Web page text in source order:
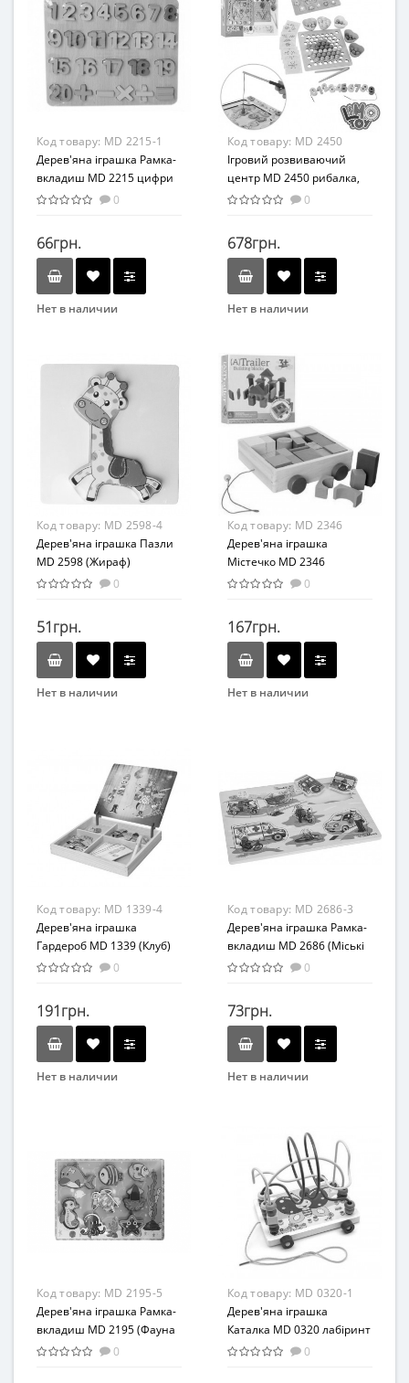
Развивающая игрушка
Возраст
от 3 лет
Материал
Комбинированный
от 3 лет
Материал
Код товару: MD 2215-1
Дерев'яна іграшка Рамка-
вкладиш MD 2215 цифри
(MD 2215-1)
0
66грн.
Нет в наличии
Развивающие
Возраст
Материал
Дерево
Код товару: MD 2450
Ігровий розвиваючий
центр MD 2450 рибалка,
цифри, кульки0
678грн.
Нет в наличии
Вид
Развивающие игровые
центры
Возраст
От 3-х лет
Материал
Дерево
Код товару: MD 2598-4
Дерев'яна іграшка Пазли
MD 2598 (Жираф)
0
51грн.
Нет в наличии
Дерево
Код товару: MD 2346
Дерев'яна іграшка
Містечко MD 2346
0
167грн.
Нет в наличии
Материал
Дерево
Код товару: MD 1339-4
Дерев'яна іграшка
Гардероб MD 1339 (Клуб)
0
191грн.
Нет в наличии
Набор для творчества
Возраст
от 3 лет
Материал
Код товару: MD 2686-3
Дерев'яна іграшка Рамка-
вкладиш MD 2686 (Міські
служби)
0
73грн.
Нет в наличии
Развивающие
Возраст
От 2-х лет
Материал
Дерево
Код товару: MD 2195-5
Дерев'яна іграшка Рамка-
вкладиш MD 2195 (Фауна
Моря)
0
Код товару: MD 0320-1
Дерев'яна іграшка
Каталка MD 0320 лабіринт
на дроті (Метелик)
0